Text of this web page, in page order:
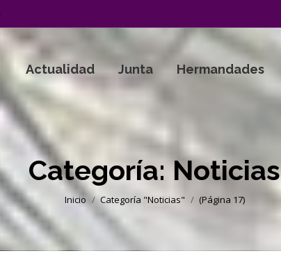
Actualidad Junta Hermandades
Categoría:Noticias
Estás aquí:
Inicio Categoría "Noticias" (Página 17)